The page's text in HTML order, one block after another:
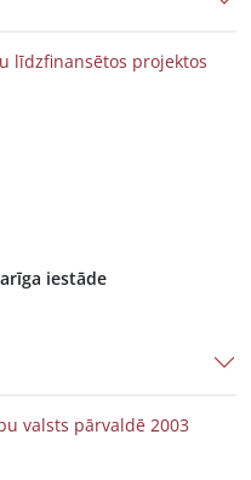
līdzfinansētos projektos
iestāde
valsts pārvaldē 2003